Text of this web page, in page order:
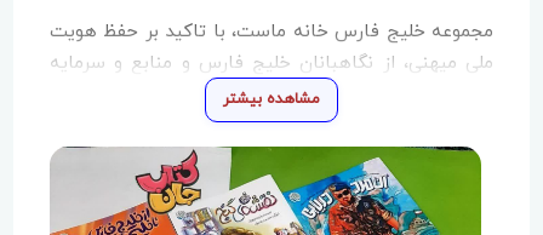
مجموعه خلیج فارس خانه ماست، با تاکید بر حفظ هویت
ملی میهنی، از نگاهبانان خلیج فارس و منابع و سرمایه‌
راهبردی در قالب داستان های مصور سخن میگوید
مشاهده بیشتر